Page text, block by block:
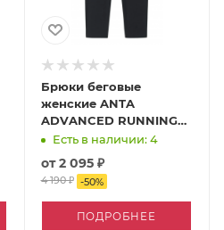
Брюки беговые
женские ANTA
ADVANCED RUNNING
Woven Track
Есть в наличии: 4
от2 095 ₽
4 190 ₽ -50%
ПОДРОБНЕЕ